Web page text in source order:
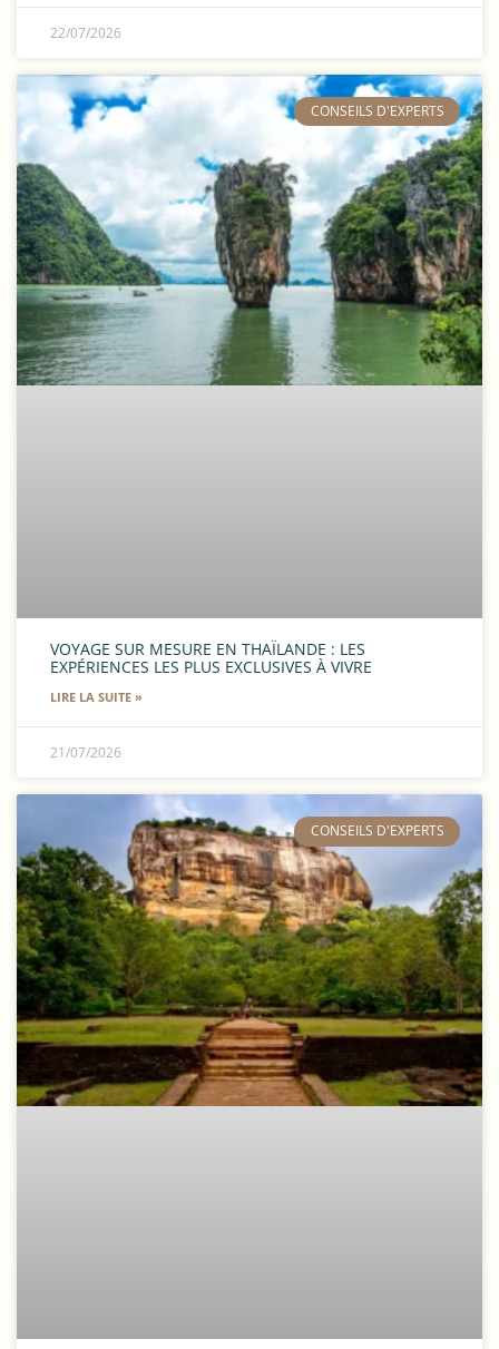
22/07/2026
​CONSEILS D'EXPERTS
VOYAGE SUR MESURE EN THAÏLANDE : LES
EXPÉRIENCES LES PLUS EXCLUSIVES À VIVRE
LIRE LA SUITE »
21/07/2026
​CONSEILS D'EXPERTS